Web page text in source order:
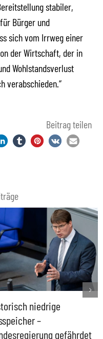
stabiler,
Bürger und
sich vom Irrweg einer
der Wirtschaft, der in
Wohlstandsverlust
verabschieden.“
Beitrag teilen
niedrige
–
gefährdet